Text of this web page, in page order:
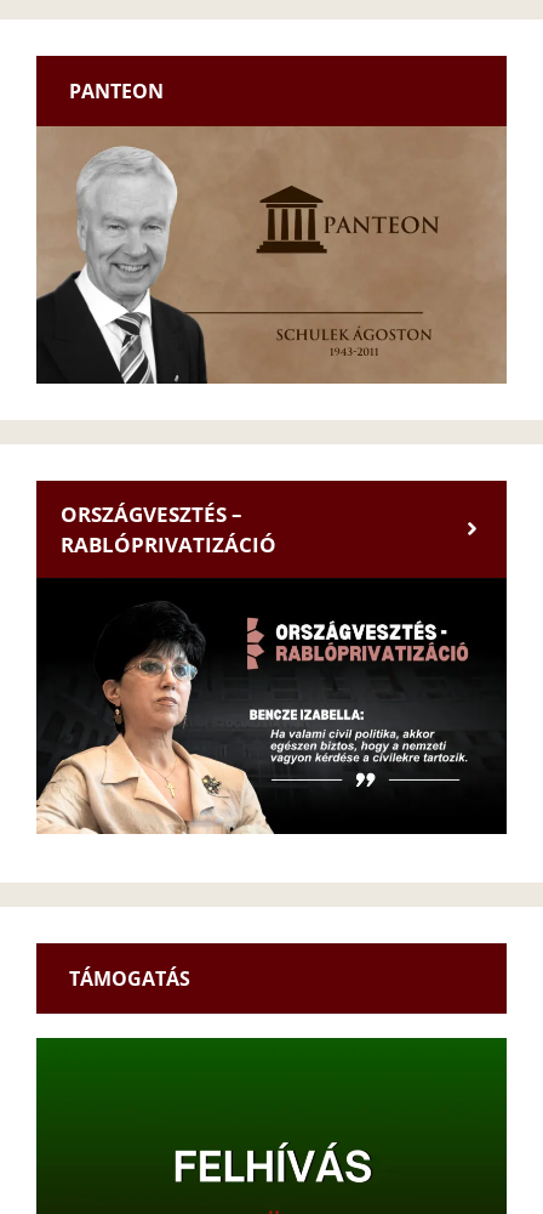
PANTEON
ORSZÁGVESZTÉS –
RABLÓPRIVATIZÁCIÓ
TÁMOGATÁS